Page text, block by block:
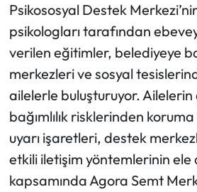
Psikososyal Destek
psikologları tarafından
verilen eğitimler, belediyeye
merkezleri ve sosyal
ailelerle buluşturuyor. Ailelerin
bağımlılık risklerinden
uyarı işaretleri, destek
etkili iletişim yöntemlerinin ele
kapsamında Agora Semt